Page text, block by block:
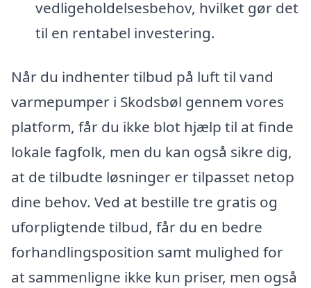
vedligeholdelsesbehov, hvilket gør det
til en rentabel investering.
Når du indhenter tilbud på luft til vand
varmepumper i Skodsbøl gennem vores
platform, får du ikke blot hjælp til at finde
lokale fagfolk, men du kan også sikre dig,
at de tilbudte løsninger er tilpasset netop
dine behov. Ved at bestille tre gratis og
uforpligtende tilbud, får du en bedre
forhandlingsposition samt mulighed for
at sammenligne ikke kun priser, men også